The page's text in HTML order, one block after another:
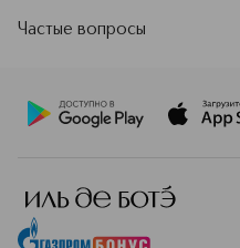
Частые вопросы